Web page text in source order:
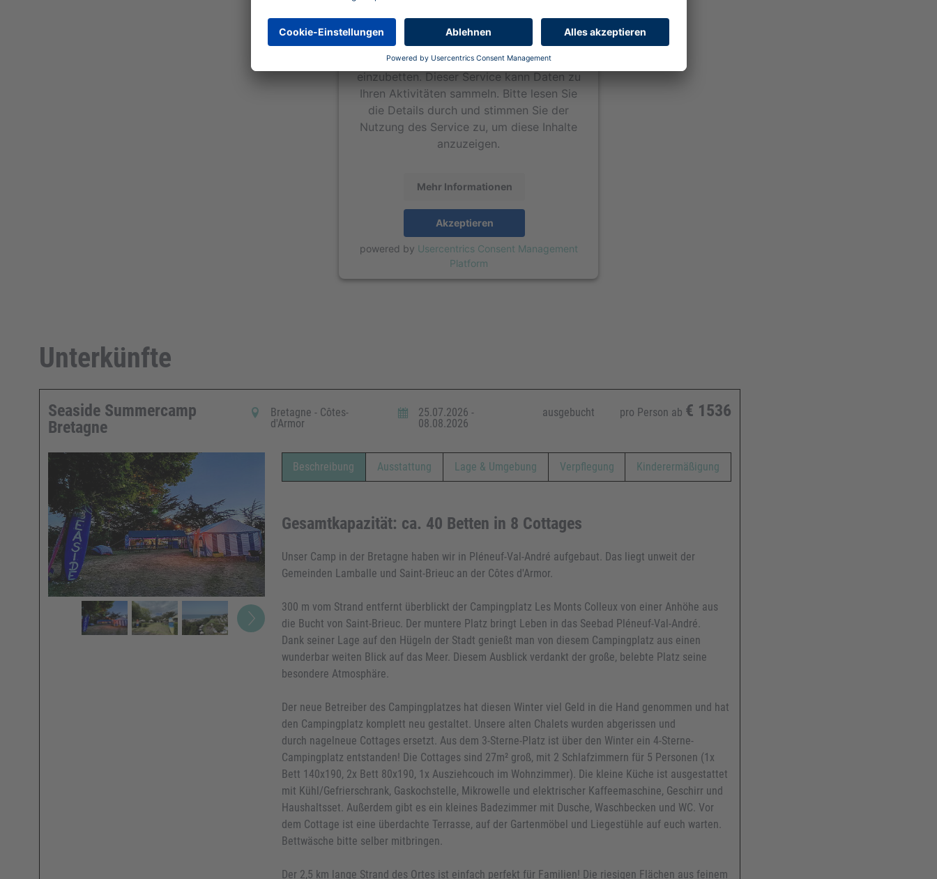
Wir benötigen Ihre Zustimmung, um den
Google Maps-Service zu laden!
Wir verwenden Google Maps, um Inhalte
einzubetten. Dieser Service kann Daten zu
Ihren Aktivitäten sammeln. Bitte lesen Sie
die Details durch und stimmen Sie der
Nutzung des Service zu, um diese Inhalte
anzuzeigen.
Mehr Informationen
Akzeptieren
powered by Usercentrics Consent Management
Platform
Unterkünfte
Seaside Summercamp
Bretagne
Bretagne - Côtes-
d'Armor
25.07.2026 -
08.08.2026
ausgebucht pro Person ab € 1536
Beschreibung Ausstattung Lage & Umgebung Verpflegung Kinderermäßigung
Gesamtkapazität: ca. 40 Betten in 8 Cottages
Unser Camp in der Bretagne haben wir in Pléneuf-Val-André aufgebaut. Das liegt unweit der
Gemeinden Lamballe und Saint-Brieuc an der Côtes d'Armor.
300 m vom Strand entfernt überblickt der Campingplatz Les Monts Colleux von einer Anhöhe aus
die Bucht von Saint-Brieuc. Der muntere Platz bringt Leben in das Seebad Pléneuf-Val-André.
Dank seiner Lage auf den Hügeln der Stadt genießt man von diesem Campingplatz aus einen
wunderbar weiten Blick auf das Meer. Diesem Ausblick verdankt der große, belebte Platz seine
besondere Atmosphäre.
Der neue Betreiber des Campingplatzes hat diesen Winter viel Geld in die Hand genommen und hat
den Campingplatz komplett neu gestaltet. Unsere alten Chalets wurden abgerissen und
durch nagelneue Cottages ersetzt. Aus dem 3-Sterne-Platz ist über den Winter ein 4-Sterne-
Campingplatz entstanden! Die Cottages sind 27m² groß, mit 2 Schlafzimmern für 5 Personen (1x
Bett 140x190, 2x Bett 80x190, 1x Ausziehcouch im Wohnzimmer). Die kleine Küche ist ausgestattet
mit Kühl/Gefrierschrank, Gaskochstelle, Mikrowelle und elektrischer Kaffeemaschine, Geschirr und
Haushaltsset. Außerdem gibt es ein kleines Badezimmer mit Dusche, Waschbecken und WC. Vor
dem Cottage ist eine überdachte Terrasse, auf der Gartenmöbel und Liegestühle auf euch warten.
Bettwäsche bitte selber mitbringen.
Der 2,5 km lange Strand des Ortes ist einfach perfekt für Familien! Die riesigen Flächen aus feinem